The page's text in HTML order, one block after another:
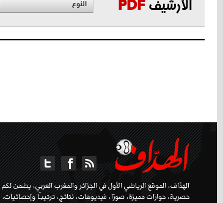
الأرشيفPDF النوع
الهدّاف، الموقع الرياضي الأول في الجزائر والمغرب العربي، يضمن لكم
حصرية، حوارات مميزة، صورًا، فيديوهات، نتائج، ترتيبـًا وإحصائيات.